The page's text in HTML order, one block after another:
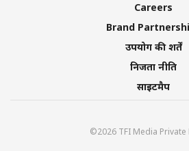
Careers
Brand
उपयोग की शर्तें
निजता नीति
साइटमैप
©2026 TFI Media Private